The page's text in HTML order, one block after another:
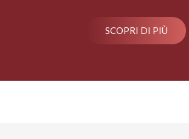
SCOPRI DI PIÙ